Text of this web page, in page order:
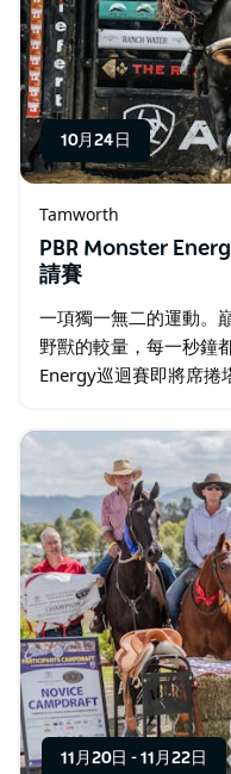
10月24日
Tamworth
PBR Monster
請賽
一項獨一無二的運動。
野獸的較量，每一秒鐘
Energy巡迴賽即將席
腺素飆升、扣人心弦的
11月20日 - 11月22日